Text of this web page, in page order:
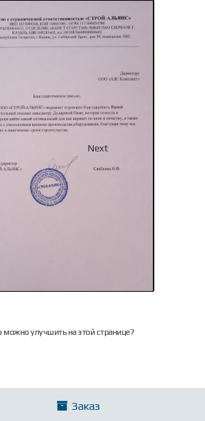
Next
можно улучшить на этой странице?
Заказ